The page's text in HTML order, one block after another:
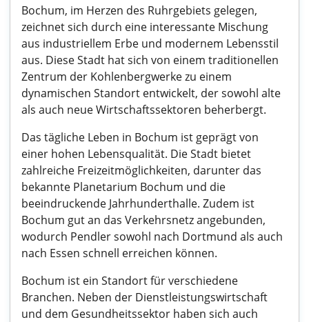
Bochum, im Herzen des Ruhrgebiets gelegen,
zeichnet sich durch eine interessante Mischung
aus industriellem Erbe und modernem Lebensstil
aus. Diese Stadt hat sich von einem traditionellen
Zentrum der Kohlenbergwerke zu einem
dynamischen Standort entwickelt, der sowohl alte
als auch neue Wirtschaftssektoren beherbergt.
Das tägliche Leben in Bochum ist geprägt von
einer hohen Lebensqualität. Die Stadt bietet
zahlreiche Freizeitmöglichkeiten, darunter das
bekannte Planetarium Bochum und die
beeindruckende Jahrhunderthalle. Zudem ist
Bochum gut an das Verkehrsnetz angebunden,
wodurch Pendler sowohl nach Dortmund als auch
nach Essen schnell erreichen können.
Bochum ist ein Standort für verschiedene
Branchen. Neben der Dienstleistungswirtschaft
und dem Gesundheitssektor haben sich auch